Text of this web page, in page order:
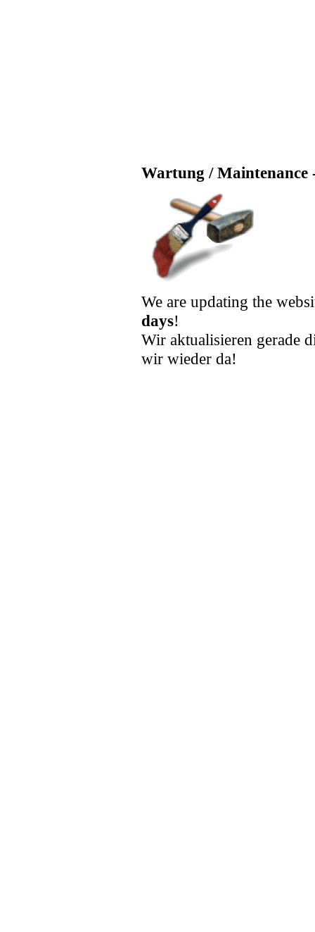
Wartung / Maintenance
We are updating the
days!
Wir aktualisieren gerade
wir wieder da!